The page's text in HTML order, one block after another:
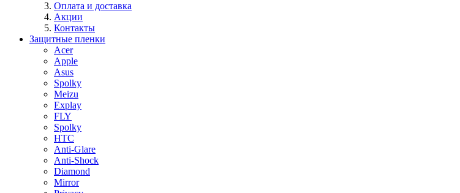
Оплата и доставка
Акции
Контакты
Защитные пленки
Acer
Apple
Asus
Spolky
Meizu
Explay
FLY
Spolky
HTC
Anti-Glare
Anti-Shock
Diamond
Mirror